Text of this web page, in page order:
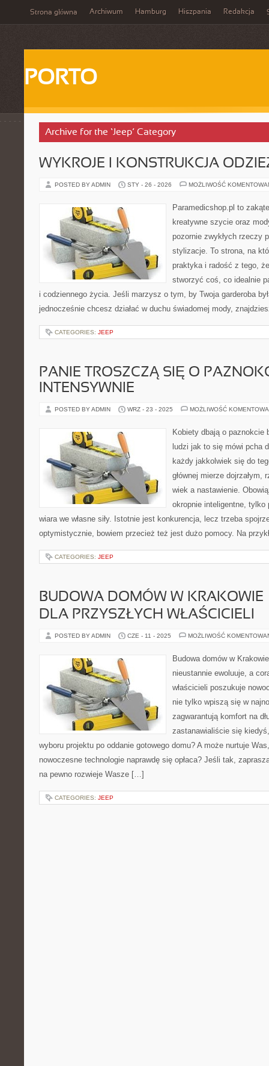
Strona główna Archiwum Hamburg Hiszpania Redakcja
PORTO
Archive for the ‘Jeep’ Category
WYKROJE I KONSTRUKCJA
POSTED BY ADMIN STY - 26 - 2026 MOŻLIWOŚĆ
Paramedicshop.pl to
kreatywne szycie oraz
pozornie zwykłych rzeczy
stylizacje. To strona, na
praktyka i radość z tego,
stworzyć coś, co idealnie
i codziennego życia. Jeśli marzysz o tym, by Twoja garderoba
jednocześnie chcesz działać w duchu świadomej mody,
CATEGORIES: JEEP
PANIE TROSZCZĄ SIĘ O
INTENSYWNIE
POSTED BY ADMIN WRZ - 23 - 2025 MOŻLIWOŚĆ
Kobiety dbają o paznokcie
ludzi jak to się mówi pcha
każdy jakkolwiek się do
głównej mierze
wiek a nastawienie.
okropnie inteligentne,
wiara we własne siły. Istotnie jest konkurencja, lecz trzeba
optymistycznie, bowiem przecież też jest dużo pomocy. Na
CATEGORIES: JEEP
BUDOWA DOMÓW W KRAKOWIE
DLA PRZYSZŁYCH WŁAŚCICIELI
POSTED BY ADMIN CZE - 11 - 2025 MOŻLIWOŚĆ
Budowa domów w
nieustannie ewoluuje, a
właścicieli poszukuje
nie tylko wpiszą się w
zagwarantują komfort na
zastanawialiście się
wyboru projektu po oddanie gotowego domu? A może nurtuje
nowoczesne technologie naprawdę się opłaca? Jeśli tak,
na pewno rozwieje Wasze […]
CATEGORIES: JEEP